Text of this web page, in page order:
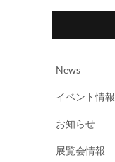
News
イベント情報
お知らせ
展覧会情報